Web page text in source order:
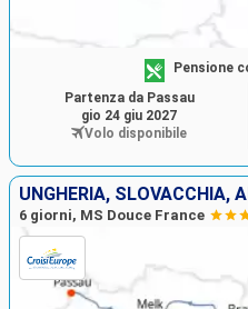
Pensione
Partenza da Passau
gio 24 giu 2027
Volo disponibile
UNGHERIA, SLOVACCHIA,
6 giorni, MS Douce France